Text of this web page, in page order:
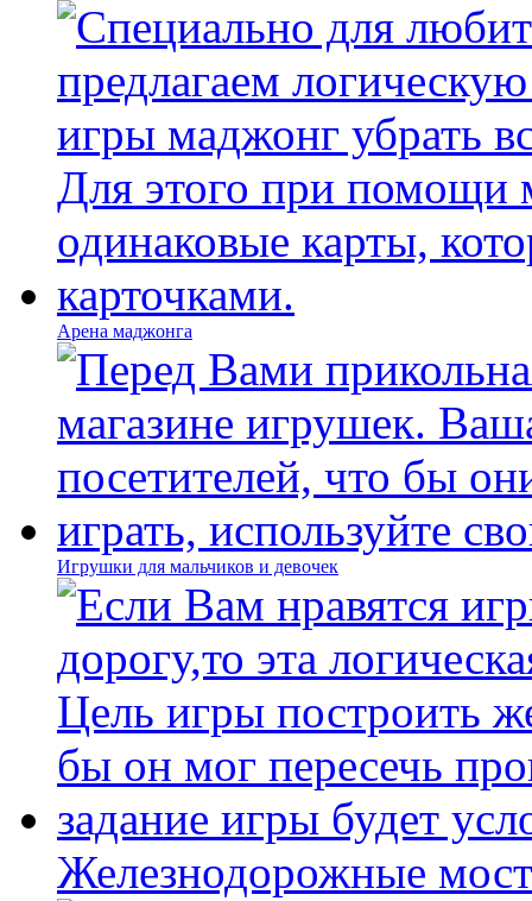
Арена маджонга
Игрушки для мальчиков и девочек
Железнодорожные